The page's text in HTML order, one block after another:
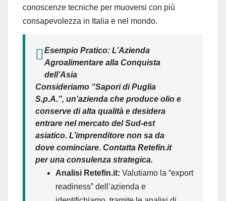
conoscenze tecniche per muoversi con più
consapevolezza in Italia e nel mondo.
Esempio Pratico: L’Azienda
Agroalimentare alla Conquista
dell’Asia
Consideriamo “Sapori di Puglia
S.p.A.”, un’azienda che produce olio e
conserve di alta qualità e desidera
entrare nel mercato del Sud-est
asiatico. L’imprenditore non sa da
dove cominciare. Contatta Retefin.it
per una consulenza strategica.
Analisi Retefin.it: Valutiamo la “export
readiness” dell’azienda e